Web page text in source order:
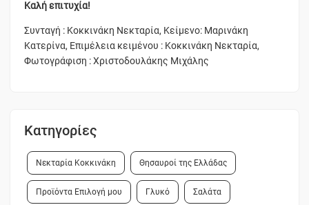
Καλή επιτυχία!
Συνταγή : Κοκκινάκη Νεκταρία, Κείμενο: Μαρινάκη
Κατερίνα, Επιμέλεια κειμένου : Κοκκινάκη Νεκταρία,
Φωτογράφιση : Χριστοδουλάκης Μιχάλης
Κατηγορίες
Νεκταρία Κοκκινάκη Θησαυροί της Ελλάδας
Προϊόντα Επιλογή μου Γλυκό Σαλάτα